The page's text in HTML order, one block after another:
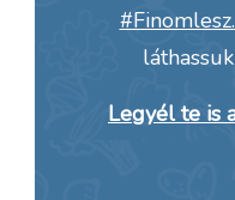
Legyél te is